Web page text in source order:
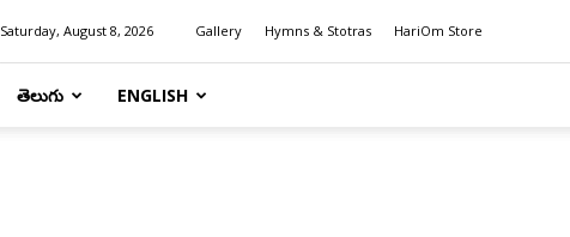
Saturday, August 8, 2026 Gallery Hymns & Stotras HariOm Store
తెలుగు ENGLISH